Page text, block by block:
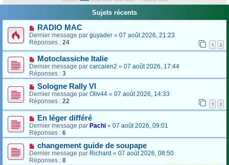
Sujets récents
RADIO MAC
Dernier message par guyader « 07 août 2026, 21:23
Réponses : 24 1 2
Motoclassiche Italie
Dernier message par carcaien2 « 07 août 2026, 17:44
Réponses : 3
Sologne Rally VI
Dernier message par Oliv44 « 07 août 2026, 14:33
Réponses : 22 1 2
En léger différé
Dernier message par Pachi « 07 août 2026, 09:01
Réponses : 6
changement guide de soupape
Dernier message par Richard « 07 août 2026, 08:50
Réponses : 8